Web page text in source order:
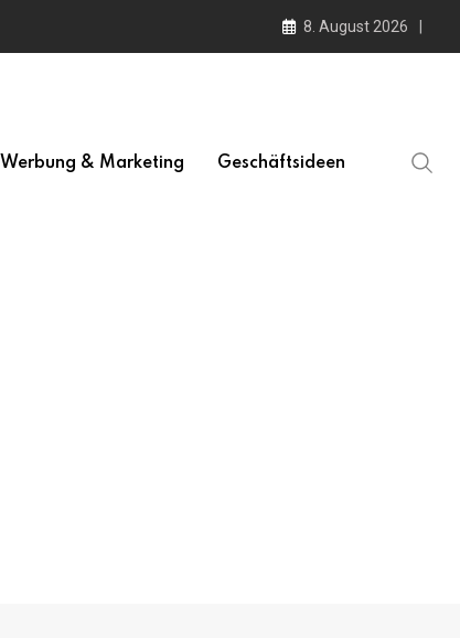
8. August 2026
Werbung & Marketing Geschäftsideen